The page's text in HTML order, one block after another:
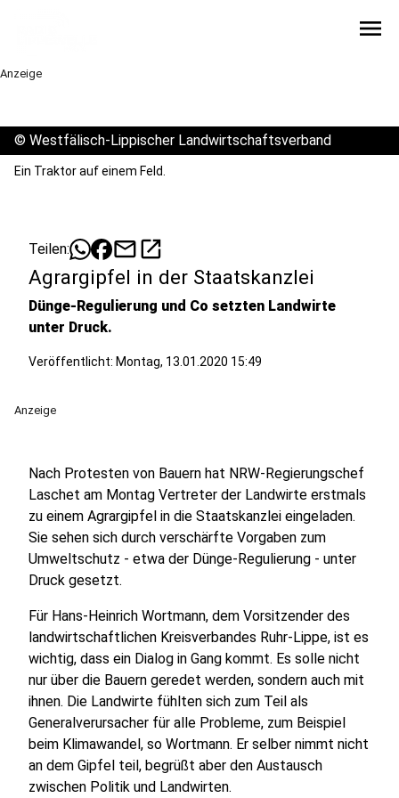
menu
Anzeige
© Westfälisch-Lippischer Landwirtschaftsverband
Ein Traktor auf einem Feld.
Teilen: mailopen_in_new
Agrargipfel in der Staatskanzlei
Dünge-Regulierung und Co setzten Landwirte
unter Druck.
Veröffentlicht: Montag, 13.01.2020 15:49
Anzeige
Nach Protesten von Bauern hat NRW-Regierungschef
Laschet am Montag Vertreter der Landwirte erstmals
zu einem Agrargipfel in die Staatskanzlei eingeladen.
Sie sehen sich durch verschärfte Vorgaben zum
Umweltschutz - etwa der Dünge-Regulierung - unter
Druck gesetzt.
Für Hans-Heinrich Wortmann, dem Vorsitzender des
landwirtschaftlichen Kreisverbandes Ruhr-Lippe, ist es
wichtig, dass ein Dialog in Gang kommt. Es solle nicht
nur über die Bauern geredet werden, sondern auch mit
ihnen. Die Landwirte fühlten sich zum Teil als
Generalverursacher für alle Probleme, zum Beispiel
beim Klimawandel, so Wortmann. Er selber nimmt nicht
an dem Gipfel teil, begrüßt aber den Austausch
zwischen Politik und Landwirten.